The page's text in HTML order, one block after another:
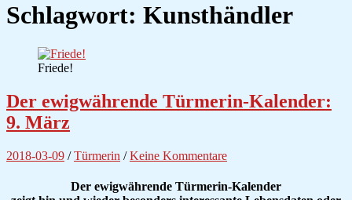
Schlagwort: Kunsthändler
Friede!
Der ewigwährende Türmerin-Kalender:
9. März
2018-03-09 /Türmerin /Keine Kommentare
Der ewigwährende Türmerin-Kalender